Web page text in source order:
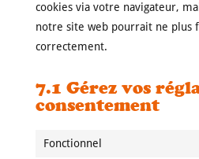
cookies via votre navigateur,
notre site web pourrait ne plus
correctement.
7.1 Gérez vos
consentement
Fonctionnel